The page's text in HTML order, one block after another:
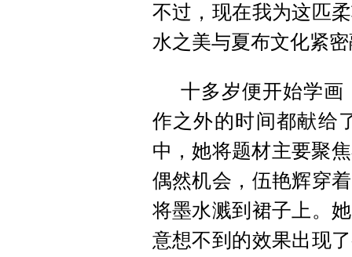
不过，现在我为这匹
水之美与夏布文化紧
十多岁便开始学画
作之外的时间都献给
中，她将题材主要聚
偶然机会，伍艳辉穿
将墨水溅到裙子上。
意想不到的效果出现